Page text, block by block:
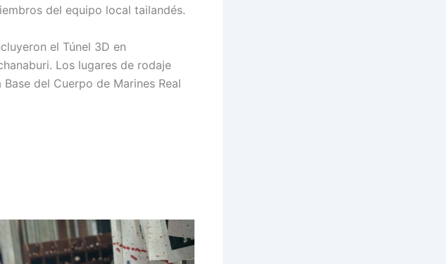
del equipo local tailandés.
el Túnel 3D en
Los lugares de rodaje
del Cuerpo de Marines Real